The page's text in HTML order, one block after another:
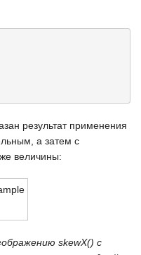
результат применения
а затем с
величины:
skewX() с